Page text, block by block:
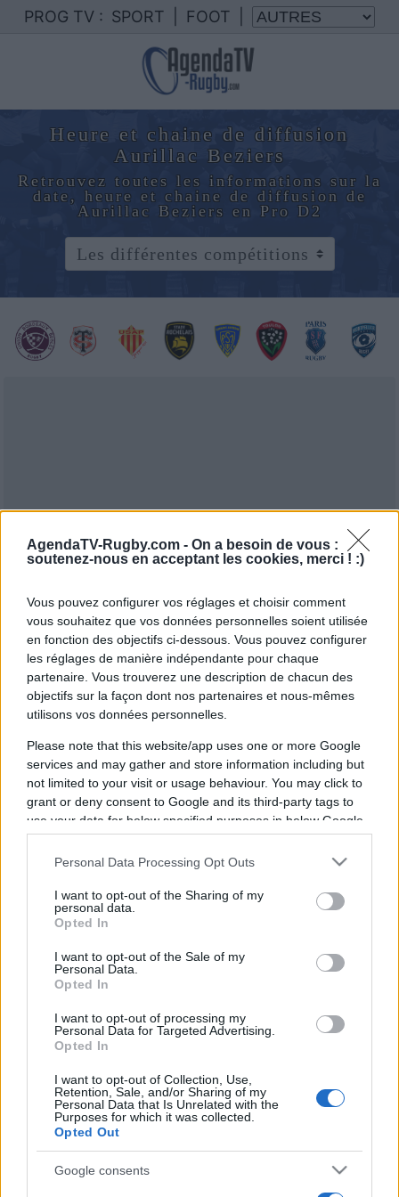
AgendaTV-Rugby.com - On a besoin de vous :
soutenez-nous en acceptant les cookies, merci ! :)
Vous pouvez configurer vos réglages et choisir comment
vous souhaitez que vos données personnelles soient utilisée
en fonction des objectifs ci-dessous. Vous pouvez configurer
les réglages de manière indépendante pour chaque
partenaire. Vous trouverez une description de chacun des
objectifs sur la façon dont nos partenaires et nous-mêmes
utilisons vos données personnelles.
Please note that this website/app uses one or more Google
services and may gather and store information including but
not limited to your visit or usage behaviour. You may click to
grant or deny consent to Google and its third-party tags to
use your data for below specified purposes in below Google
consent section.
Personal Data Processing Opt Outs
I want to opt-out of the Sharing of my
personal data.
Opted In
I want to opt-out of the Sale of my
Personal Data.
Opted In
I want to opt-out of processing my
Personal Data for Targeted Advertising.
Opted In
I want to opt-out of Collection, Use,
Retention, Sale, and/or Sharing of my
Personal Data that Is Unrelated with the
Purposes for which it was collected.
Opted Out
Google consents
PROG TV : SPORT FOOT
Heure et chaine de diffusion
Aurillac Beziers
Retrouvez toutes les informations sur la
date, heure et chaine de diffusion de
Aurillac Beziers en Pro D2
Programme TV Rugby>Pro D2> Aurillac - Beziers
19h30
Aurillac Beziers